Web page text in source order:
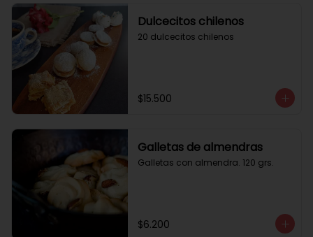
Dulcecitos chilenos
20 dulcecitos chilenos
$15.500
Galletas de almendras
Galletas con almendra. 120 grs.
$6.200